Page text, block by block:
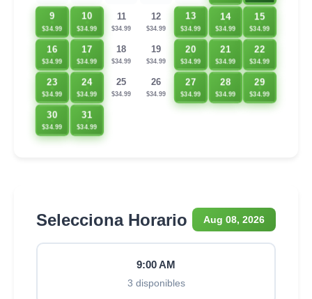
9
$34.99
10
$34.99
11
$34.99
12
$34.99
13
$34.99
14
$34.99
15
$34.99
16
$34.99
17
$34.99
18
$34.99
19
$34.99
20
$34.99
21
$34.99
22
$34.99
23
$34.99
24
$34.99
25
$34.99
26
$34.99
27
$34.99
28
$34.99
29
$34.99
30
$34.99
31
$34.99
Selecciona Horario Aug 08, 2026
9:00 AM
3 disponibles